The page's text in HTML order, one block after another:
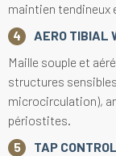
maintien tendineux
AERO TIBIAL
Maille souple et
structures
microcirculation),
périostites.
TAP CONTROL